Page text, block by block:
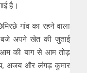
है।
गांव का रहने वाला
बजे अपने खेत की जुताई
आम की बाग से आम तोड़
अजय और लंगड़ कुमार